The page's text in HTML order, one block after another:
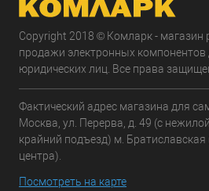
Copyright 2018 © Комларк - магазин
продажи электронных компонентов
юридических лиц. Все права
Фактический адрес магазина для
Москва, ул. Перерва, д. 49 (с
крайний подъезд) м. Братиславская
центра).
Посмотреть на карте